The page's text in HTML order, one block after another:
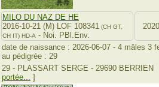
MILO DU NAZ DE HE
2016-10-21 (M) LOF 108341 (CH GT,
CH IT) HD-A - Noi. PBl.Env.
date de naissance : 2026-06-07 - 4 mâles 3
au pédigrée : 29
29 - PLASSART SERGE - 29690 BERRIEN
portée... ]